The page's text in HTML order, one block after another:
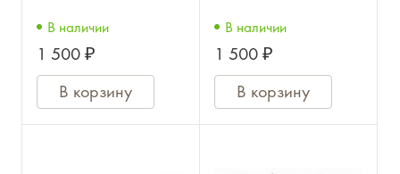
фортепиано
YAMAHA, CASIO,
ROLAND
В наличии
1 500 ₽
В корзину
фортепиано
YAMAHA, CASIO,
ROLAND
В наличии
1 500 ₽
В корзину